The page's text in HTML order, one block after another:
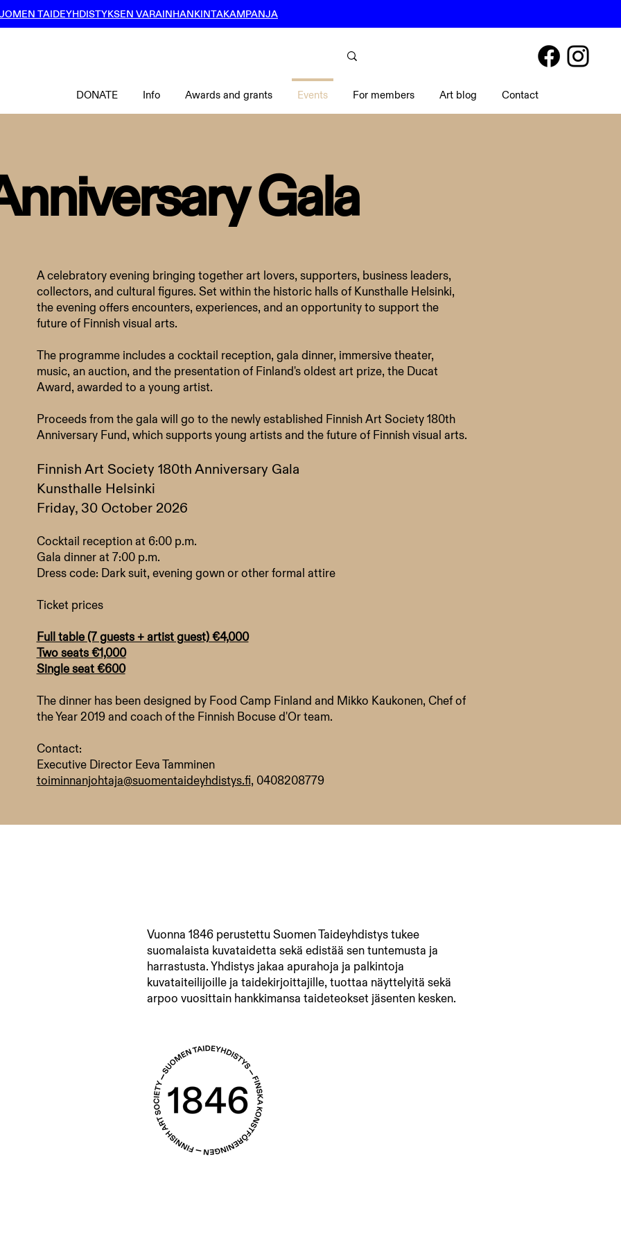
TAIDEYHDISTYKSEN VARAINHANKINTAKAMPANJA
DONATE Info Awards and grants Events For members Art blog Contact
Gala
A celebratory evening bringing together art lovers, supporters, business leaders,
collectors, and cultural figures. Set within the historic halls of Kunsthalle Helsinki,
the evening offers encounters, experiences, and an opportunity to support the
future of Finnish visual arts.
The programme includes a cocktail reception, gala dinner, immersive theater,
music, an auction, and the presentation of Finland's oldest art prize, the Ducat
Award, awarded to a young artist.
Proceeds from the gala will go to the newly established Finnish Art Society 180th
Anniversary Fund, which supports young artists and the future of Finnish visual arts.
Finnish Art Society 180th Anniversary Gala
Kunsthalle Helsinki
Friday, 30 October 2026
Cocktail reception at 6:00 p.m.
Gala dinner at 7:00 p.m.
Dress code: Dark suit, evening gown or other formal attire
Ticket prices
Full table (7 guests + artist guest) €4,000
Two seats €1,000
Single seat €600
The dinner has been designed by Food Camp Finland and Mikko Kaukonen, Chef of
the Year 2019 and coach of the Finnish Bocuse d'Or team.
Contact:
Executive Director Eeva Tamminen
toiminnanjohtaja@suomentaideyhdistys.fi, 0408208779
Vuonna 1846 perustettu Suomen Taideyhdistys tukee
suomalaista kuvataidetta sekä edistää sen tuntemusta ja
harrastusta. Yhdistys jakaa apurahoja ja palkintoja
kuvataiteilijoille ja taidekirjoittajille, tuottaa näyttelyitä sekä
arpoo vuosittain hankkimansa taideteokset jäsenten kesken.